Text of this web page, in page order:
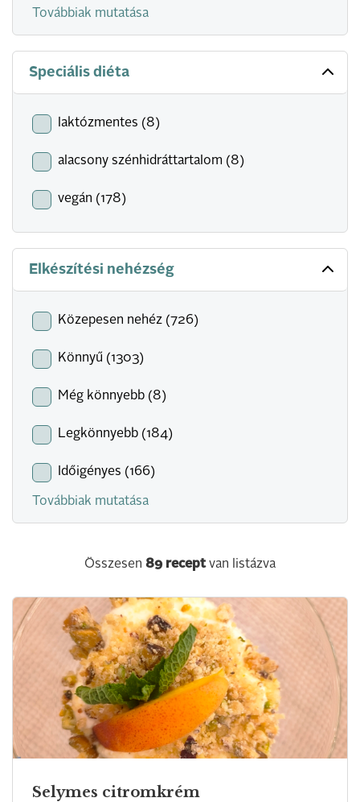
Továbbiak mutatása
Speciális diéta
laktózmentes (8)
alacsony szénhidráttartalom (8)
vegán (178)
Elkészítési nehézség
Közepesen nehéz (726)
Könnyű (1303)
Még könnyebb (8)
Legkönnyebb (184)
Időigényes (166)
Továbbiak mutatása
Összesen 89 receptvan listázva
Selymes citromkrém